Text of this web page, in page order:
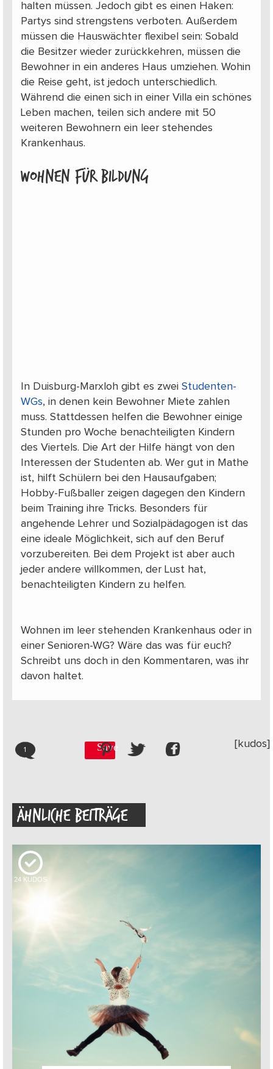
halten müssen. Jedoch gibt es einen Haken:
Partys sind strengstens verboten. Außerdem
müssen die Hauswächter flexibel sein: Sobald
die Besitzer wieder zurückkehren, müssen die
Bewohner in ein anderes Haus umziehen. Wohin
die Reise geht, ist jedoch unterschiedlich.
Während die einen sich in einer Villa ein schönes
Leben machen, teilen sich andere mit 50
weiteren Bewohnern ein leer stehendes
Krankenhaus.
Wohnen für Bildung
In Duisburg-Marxloh gibt es zwei Studenten-
WGs, in denen kein Bewohner Miete zahlen
muss. Stattdessen helfen die Bewohner einige
Stunden pro Woche benachteiligten Kindern
des Viertels. Die Art der Hilfe hängt von den
Interessen der Studenten ab. Wer gut in Mathe
ist, hilft Schülern bei den Hausaufgaben;
Hobby-Fußballer zeigen dagegen den Kindern
beim Training ihre Tricks. Besonders für
angehende Lehrer und Sozialpädagogen ist das
eine ideale Möglichkeit, sich auf den Beruf
vorzubereiten. Bei dem Projekt ist aber auch
jeder andere willkommen, der Lust hat,
benachteiligten Kindern zu helfen.
Wohnen im leer stehenden Krankenhaus oder in
einer Senioren-WG? Wäre das was für euch?
Schreibt uns doch in den Kommentaren, was ihr
davon haltet.
1 Save [kudos]
ÄHNLICHE BEITRÄGE
24 KUDOS